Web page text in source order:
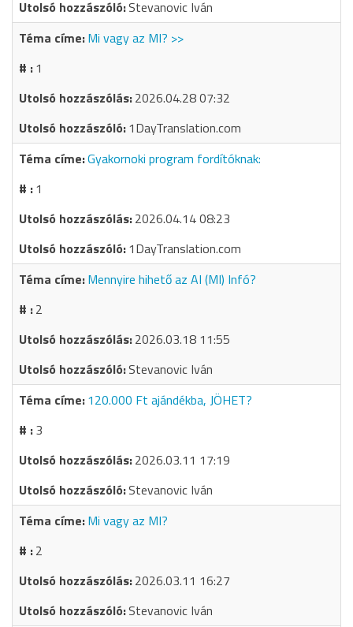
Stevanovic Iván
Mi vagy az MI? >>
1
2026.04.28 07:32
1DayTranslation.com
Gyakornoki program fordítóknak:
1
2026.04.14 08:23
1DayTranslation.com
Mennyire hihető az AI (MI) Infó?
2
2026.03.18 11:55
Stevanovic Iván
120.000 Ft ajándékba, JÖHET?
3
2026.03.11 17:19
Stevanovic Iván
Mi vagy az MI?
2
2026.03.11 16:27
Stevanovic Iván